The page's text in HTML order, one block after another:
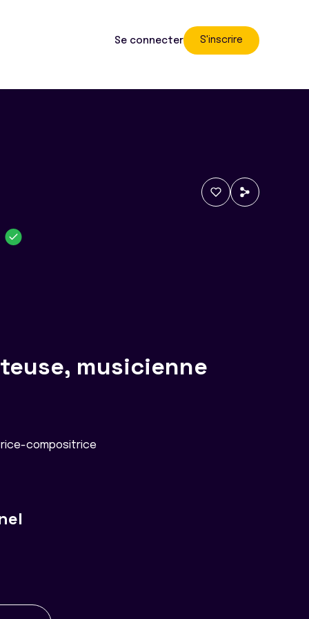
Se connecter S'inscrire
musicienne
compositrice